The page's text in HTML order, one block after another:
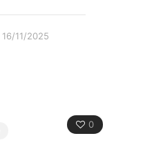
16/11/2025
0